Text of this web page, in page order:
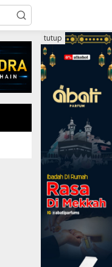
tutup